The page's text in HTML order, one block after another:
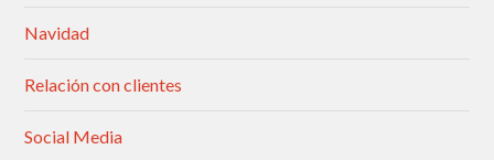
Navidad
Relación con clientes
Social Media